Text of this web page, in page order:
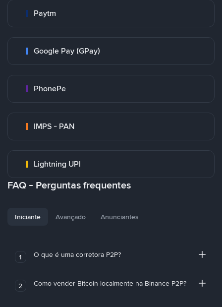
Paytm
Google Pay (GPay)
PhonePe
IMPS - PAN
Lightning UPI
FAQ - Perguntas frequentes
Iniciante Avançado Anunciantes
1 O que é uma corretora P2P?
2 Como vender Bitcoin localmente na Binance P2P?